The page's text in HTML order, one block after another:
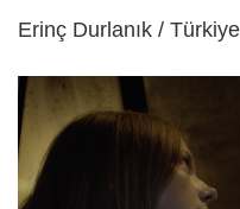
Erinç Durlanık / Türkiye